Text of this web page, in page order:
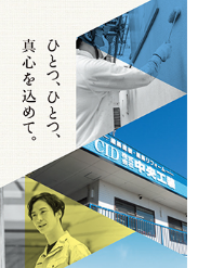
情報沿革
スタッフ紹介
ックデザイン撮影看板